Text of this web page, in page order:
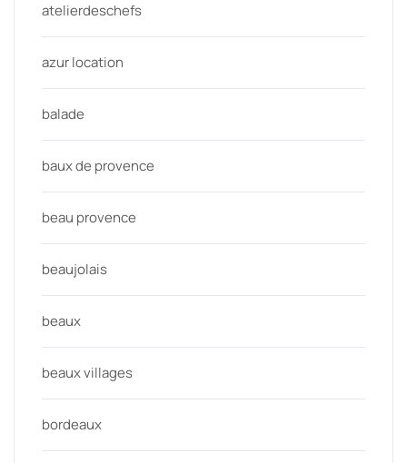
atelierdeschefs
azur location
balade
baux de provence
beau provence
beaujolais
beaux
beaux villages
bordeaux